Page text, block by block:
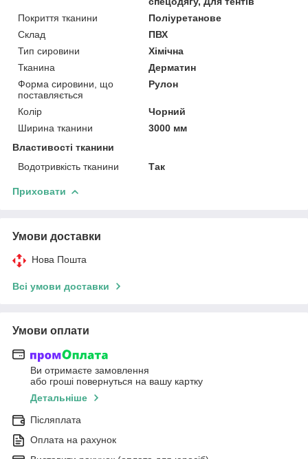
Покриття тканини
Поліуретанове
Склад
ПВХ
Тип сировини
Хімічна
Тканина
Дерматин
Форма сировини, що
поставляється
Рулон
Колір
Чорний
Ширина тканини
3000 мм
Властивості тканини
Водотривкість тканини
Так
Приховати
Умови доставки
Нова Пошта
Всі умови доставки
Умови оплати
Ви отримаєте замовлення
або гроші повернуться на вашу картку
Детальніше
Післяплата
Оплата на рахунок